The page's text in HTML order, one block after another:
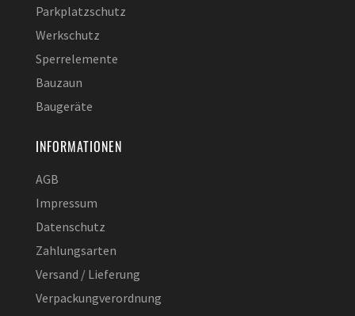
Parkplatzschutz
Werkschutz
Sperrelemente
Bauzaun
Baugeräte
INFORMATIONEN
AGB
Impressum
Datenschutz
Zahlungsarten
Versand / Lieferung
Verpackungverordnung